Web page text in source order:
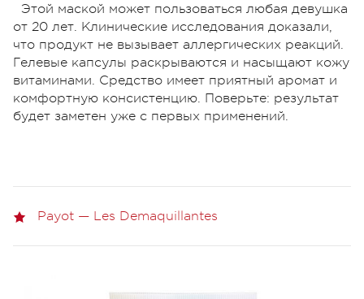
Этой маской может пользоваться любая девушка
от 20 лет. Клинические исследования доказали,
что продукт не вызывает аллергических реакций.
Гелевые капсулы раскрываются и насыщают кожу
витаминами. Средство имеет приятный аромат и
комфортную консистенцию. Поверьте: результат
будет заметен уже с первых применений.
Payot — Les Demaquillantes